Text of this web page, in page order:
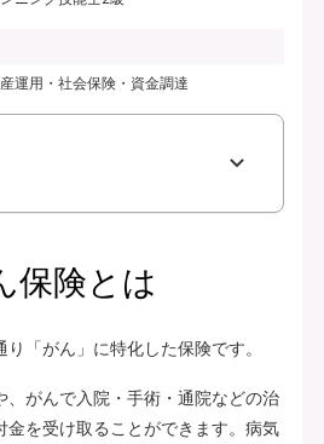
運用・社会保険・資金調達
保険とは
「がん」に特化した保険です。
、がんで入院・手術・通院などの治
金を受け取ることができます。病気